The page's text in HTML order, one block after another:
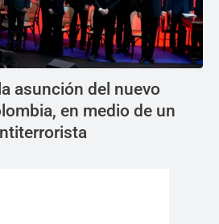
asunción del nuevo
en medio de un